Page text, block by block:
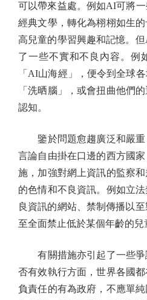
可以帶來益處。例如AI可將
經典文學，轉化為栩栩如生
高兒童的學習興趣和記憶。
了一些不實和不良內容。例
「AI山海經」，便令到全球
「洗晒腦」，或會扭曲他們
認知。
鑒於問題愈趨廣泛和嚴重
言論自由掛在口邊的西方國
施，加強對網上資訊的監察
的色情和不良資訊。例如立
良資訊的網站、禁制傳播以
至全面禁止低於某個年齡的兒
有關措施亦引起了一些爭
否有效執行方面，世界各國
負責任的有為政府，不應單